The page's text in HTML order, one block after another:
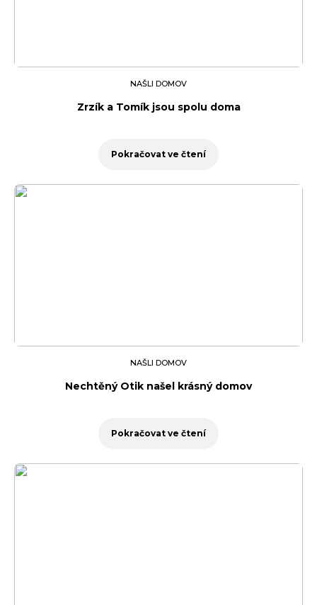
NAŠLI DOMOV
Zrzík a Tomík jsou spolu doma
Pokračovat ve čtení
NAŠLI DOMOV
Nechtěný Otik našel krásný domov
Pokračovat ve čtení